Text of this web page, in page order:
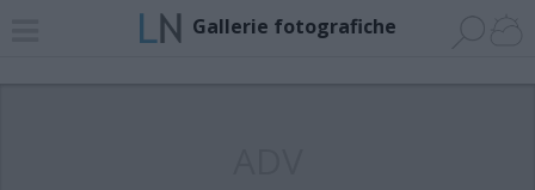
Gallerie fotografiche